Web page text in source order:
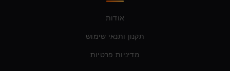
אודות
תקנון ותנאי שימוש
מדיניות פרטיות